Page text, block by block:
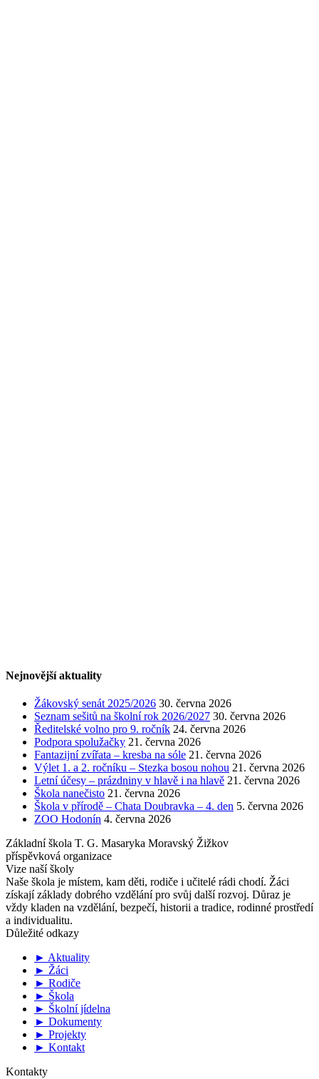
Nejnovější aktuality
Žákovský senát 2025/2026 30. června 2026
Seznam sešitů na školní rok 2026/2027 30. června 2026
Ředitelské volno pro 9. ročník 24. června 2026
Podpora spolužačky 21. června 2026
Fantazijní zvířata – kresba na sóle 21. června 2026
Výlet 1. a 2. ročníku – Stezka bosou nohou 21. června 2026
Letní účesy – prázdniny v hlavě i na hlavě 21. června 2026
Škola nanečisto 21. června 2026
Škola v přírodě – Chata Doubravka – 4. den 5. června 2026
ZOO Hodonín 4. června 2026
Základní škola T. G. Masaryka Moravský Žižkov
příspěvková organizace
Vize naší školy
Naše škola je místem, kam děti, rodiče i učitelé rádi chodí. Žáci
získají základy dobrého vzdělání pro svůj další rozvoj. Důraz je
vždy kladen na vzdělání, bezpečí, historii a tradice, rodinné prostředí
a individualitu.
Důležité odkazy
► Aktuality
► Žáci
► Rodiče
► Škola
► Školní jídelna
► Dokumenty
► Projekty
► Kontakt
Kontakty